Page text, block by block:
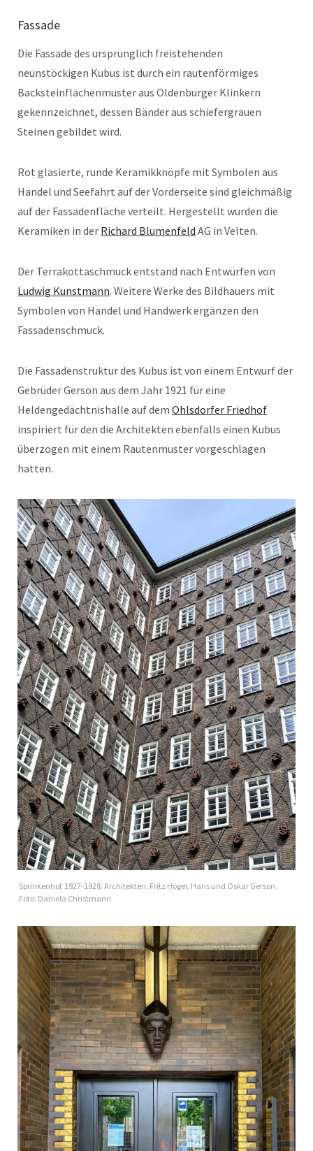
Fassade
Die Fassade des ursprünglich freistehenden
neunstöckigen Kubus ist durch ein rautenförmiges
Backsteinflächenmuster aus Oldenburger Klinkern
gekennzeichnet, dessen Bänder aus schiefergrauen
Steinen gebildet wird.
Rot glasierte, runde Keramikknöpfe mit Symbolen aus
Handel und Seefahrt auf der Vorderseite sind gleichmäßig
auf der Fassadenfläche verteilt. Hergestellt wurden die
Keramiken in der Richard Blumenfeld AG in Velten.
Der Terrakottaschmuck entstand nach Entwürfen von
Ludwig Kunstmann. Weitere Werke des Bildhauers mit
Symbolen von Handel und Handwerk ergänzen den
Fassadenschmuck.
Die Fassadenstruktur des Kubus ist von einem Entwurf der
Gebrüder Gerson aus dem Jahr 1921 für eine
Heldengedächtnishalle auf dem Ohlsdorfer Friedhof
inspiriert für den die Architekten ebenfalls einen Kubus
überzogen mit einem Rautenmuster vorgeschlagen
hatten.
Sprinkenhof, 1927-1928. Architekten: Fritz Höger, Hans und Oskar Gerson.
Foto: Daniela Christmann